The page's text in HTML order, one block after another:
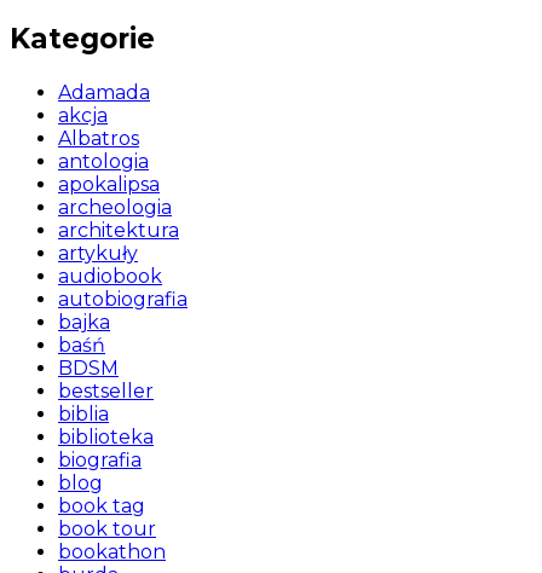
Kategorie
Adamada
akcja
Albatros
antologia
apokalipsa
archeologia
architektura
artykuły
audiobook
autobiografia
bajka
baśń
BDSM
bestseller
biblia
biblioteka
biografia
blog
book tag
book tour
bookathon